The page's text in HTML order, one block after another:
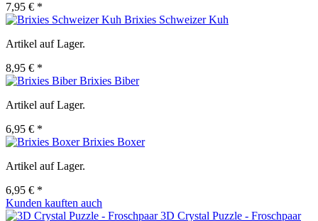
7,95 € *
Brixies Schweizer Kuh
Artikel auf Lager.
8,95 € *
Brixies Biber
Artikel auf Lager.
6,95 € *
Brixies Boxer
Artikel auf Lager.
6,95 € *
Kunden kauften auch
3D Crystal Puzzle - Froschpaar